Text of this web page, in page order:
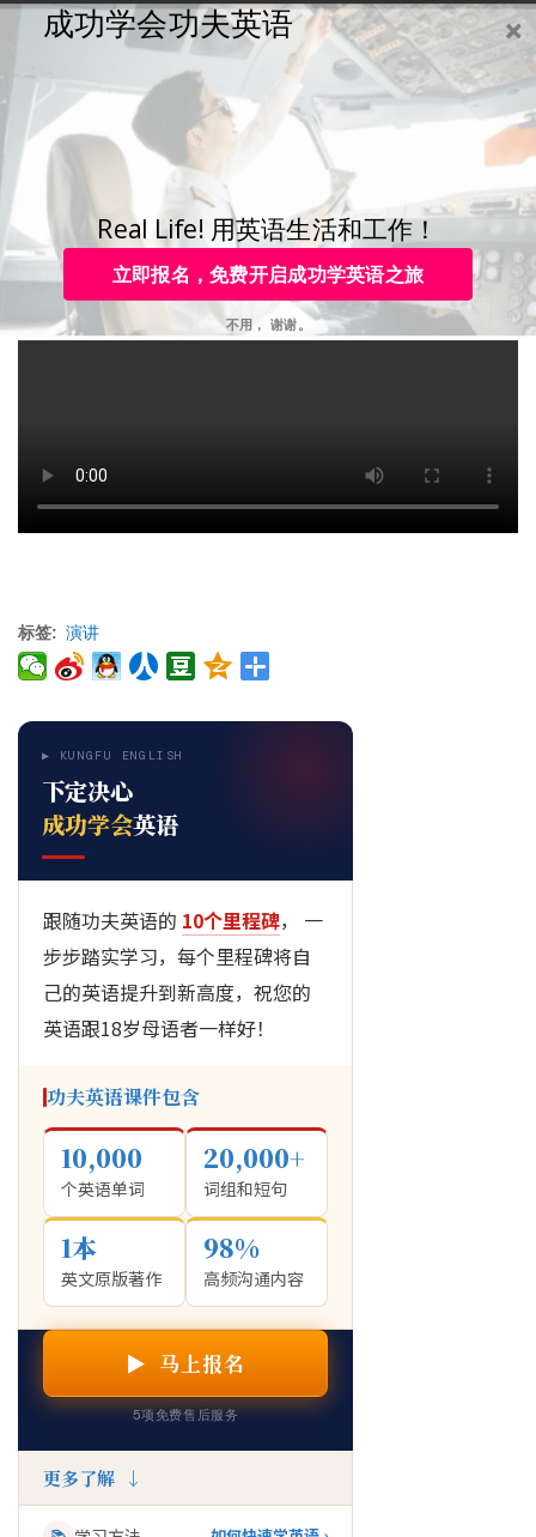
购买
咨询
注册
登录
Toggle
navigation
咨询热线：
4006-979-088 或 0755-88820630
人民大学：6个月学会任何
一种外语
标签 演讲
▶ KUNGFU ENGLISH
下定决心
成功学会英语
跟随功夫英语的 10个里程碑， 一
步步踏实学习，每个里程碑将自
己的英语提升到新高度，祝您的
英语跟18岁母语者一样好！
功夫英语课件包含
10,000
个英语单词
20,000+
词组和短句
1本
英文原版著作
98%
高频沟通内容
▶ 马上报名
5项免费售后服务
更多了解 ↓
立即报名，免费开启成功学英语之旅
成功学会功夫英语
Real Life! 用英语生活和工作！
不用， 谢谢。